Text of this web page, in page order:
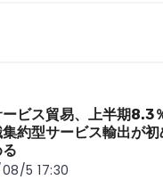
k
ビス貿易、上半期8.3
約型サービス輸出が初
5 17:30